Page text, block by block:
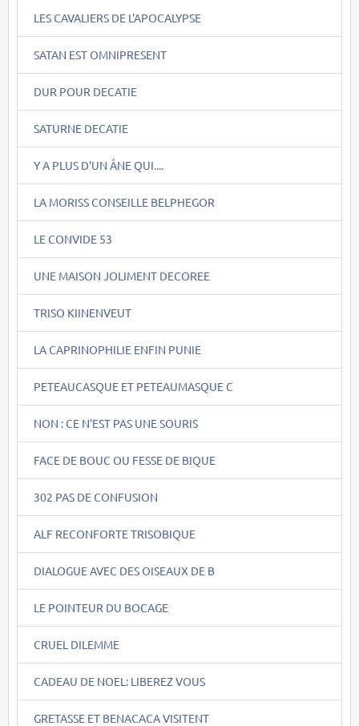
LES CAVALIERS DE L'APOCALYPSE
SATAN EST OMNIPRESENT
DUR POUR DECATIE
SATURNE DECATIE
Y A PLUS D'UN ÂNE QUI....
LA MORISS CONSEILLE BELPHEGOR
LE CONVIDE 53
UNE MAISON JOLIMENT DECOREE
TRISO KIINENVEUT
LA CAPRINOPHILIE ENFIN PUNIE
PETEAUCASQUE ET PETEAUMASQUE C
NON : CE N'EST PAS UNE SOURIS
FACE DE BOUC OU FESSE DE BIQUE
302 PAS DE CONFUSION
ALF RECONFORTE TRISOBIQUE
DIALOGUE AVEC DES OISEAUX DE B
LE POINTEUR DU BOCAGE
CRUEL DILEMME
CADEAU DE NOEL: LIBEREZ VOUS
GRETASSE ET BENACACA VISITENT